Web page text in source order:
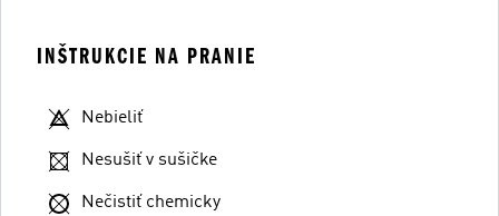
INŠTRUKCIE NA PRANIE
Nebieliť
Nesušiť v sušičke
Nečistiť chemicky